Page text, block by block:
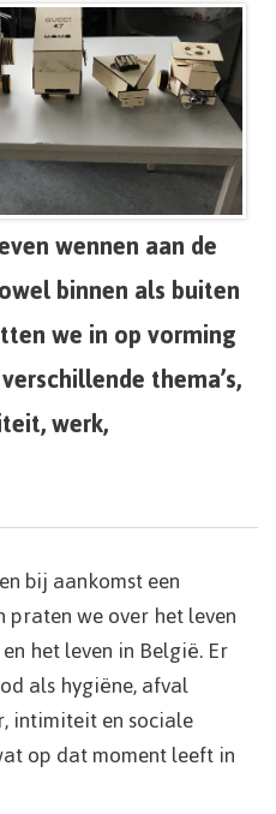
wennen aan de
binnen als buiten
we in op vorming
thema’s,
werk,
bij aankomst een
praten we over het leven
het leven in België. Er
als hygiëne, afval
intimiteit en sociale
op dat moment leeft in